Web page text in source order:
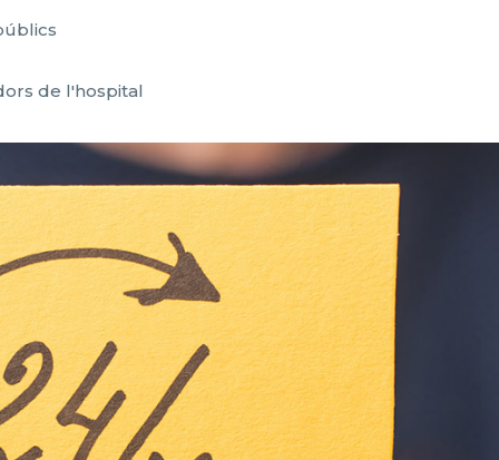
de l'hospital